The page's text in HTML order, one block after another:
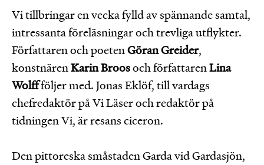
Vi tillbringar en vecka fylld av spännande samtal,
intressanta föreläsningar och trevliga utflykter.
Författaren och poetenGöran Greider,
konstnärenKarin Broosoch författarenLina
Wolffföljer med. Jonas Eklöf, till vardags
chefredaktör på Vi Läser och redaktör på
tidningen Vi, är resans ciceron.
Den pittoreska småstaden Garda vid Gardasjön,